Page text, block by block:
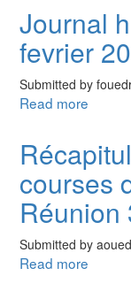
ECD
du
19
fevrier
Journal
fevrier
Submitted by
Read more
hippique
ECD
du
19
fevrier
2023
R1
courses
Réunion
Submitted by
Read more